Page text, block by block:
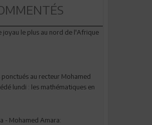
joyau le plus au nord de l'Afrique
ponctués au recteur Mohamed
lundi : les mathématiques en
- Mohamed Amara: